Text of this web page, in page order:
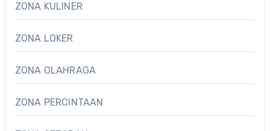
ZONA KULINER
ZONA LOKER
ZONA OLAHRAGA
ZONA PERCINTAAN